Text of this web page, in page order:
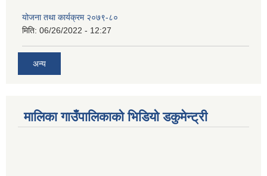
योजना तथा कार्यक्रम २०७९-८०
मिति: 06/26/2022 - 12:27
अन्य
मालिका गाउँपालिकाको भिडियो डकुमेन्ट्री